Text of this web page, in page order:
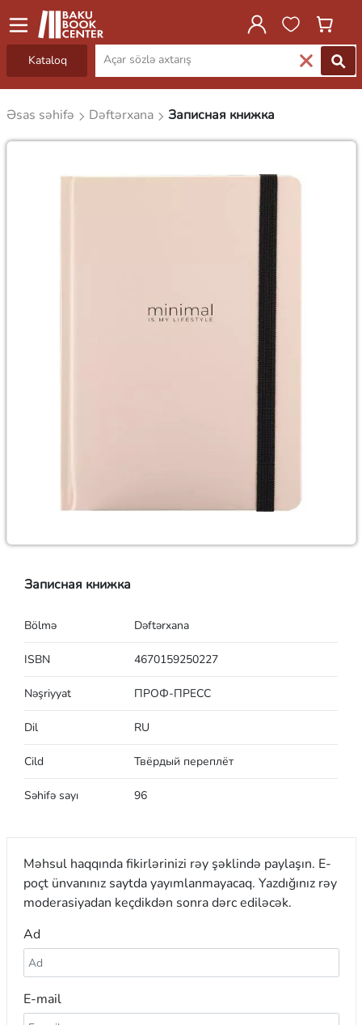
Kataloq
Əsas səhifə Dəftərxana Записная книжка
Записная книжка
Bölmə Dəftərxana
ISBN 4670159250227
Nəşriyyat ПРОФ-ПРЕСС
Dil RU
Cild Твёрдый переплёт
Səhifə sayı 96
Məhsul haqqında fikirlərinizi rəy şəklində paylaşın. E-
poçt ünvanınız saytda yayımlanmayacaq. Yazdığınız rəy
moderasiyadan keçdikdən sonra dərc ediləcək.
Ad
E-mail